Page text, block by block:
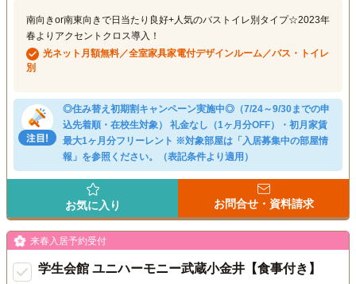
南向きor南東向きで日当たり良好+人気のバストイレ別タイプ☆2023年
春よりアクセントクロス導入！
光ネット月額無料／全室家具家電付デザインルーム／バス・トイレ
別
◎住み替え初期割キャンペーン実施中◎（7/24～9/30までの申
込先着順・在校生対象） 礼金なし（1ヶ月分OFF）・初月家賃
最大1ヶ月分フリーレント ※対象部屋は「入居募集中の部屋情
報」を参照ください。（表記条件より適用）
お気に入り お問合せ・資料請求
来春入居予約受付
学生会館 ユニハーモニー武蔵小金井【食事付き】